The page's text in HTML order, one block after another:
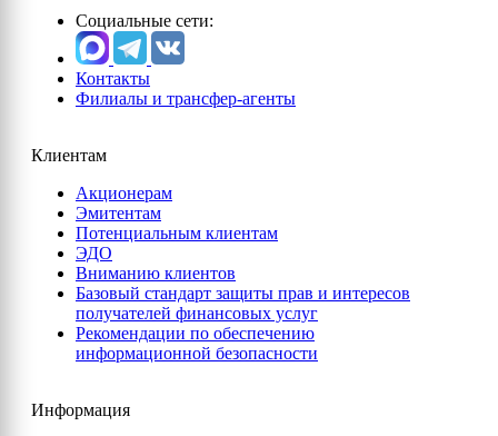
Социальные сети:
Контакты
Филиалы и трансфер-агенты
Клиентам
Акционерам
Эмитентам
Потенциальным клиентам
ЭДО
Вниманию клиентов
Базовый стандарт защиты прав и интересов
получателей финансовых услуг
Рекомендации по обеспечению
информационной безопасности
Информация